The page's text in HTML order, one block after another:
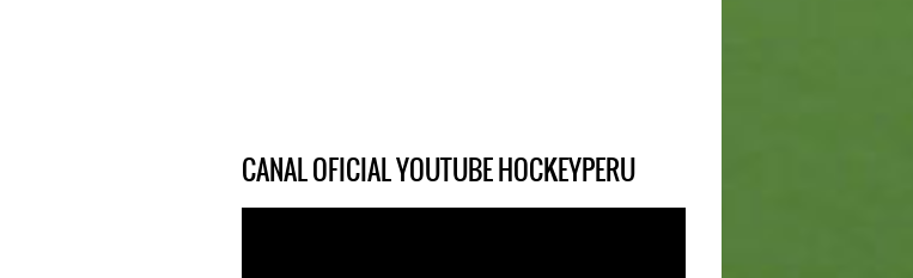
CANAL OFICIAL YOUTUBE HOCKEYPERU